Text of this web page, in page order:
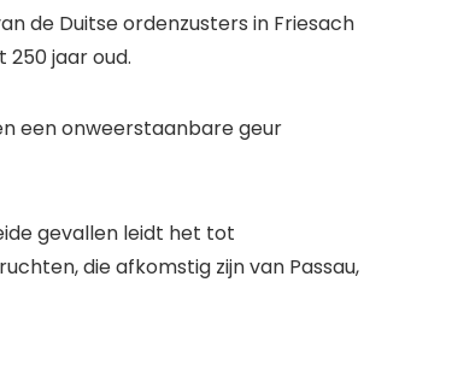
de Duitse ordenzusters in Friesach
jaar oud.
een onweerstaanbare geur
gevallen leidt het tot
die afkomstig zijn van Passau,